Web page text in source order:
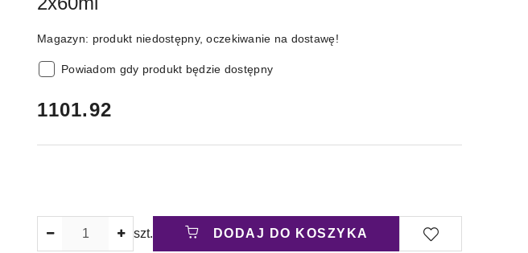
Magazyn: produkt niedostępny, oczekiwanie na dostawę!
Powiadom gdy produkt będzie dostępny
cena:
1101.92
szt. DODAJ DO KOSZYKA